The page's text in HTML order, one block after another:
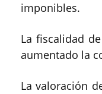
imponibles.
La fiscalidad
aumentado la
La valoración